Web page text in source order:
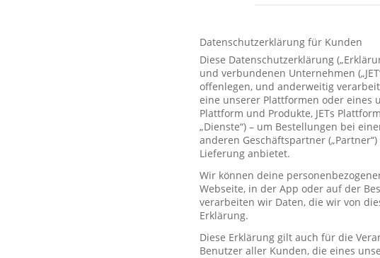
Datenschutzerklärung für Kunden
Diese Datenschutzerklärung
und verbundenen Unternehmen
offenlegen, und anderweitig
eine unserer Plattformen oder eines
Plattform und Produkte, JETs
„Dienste“) – um Bestellungen bei
anderen Geschäftspartner
Lieferung anbietet.
Wir können deine
Webseite, in der App oder auf der
verarbeiten wir Daten, die wir von
Erklärung.
Diese Erklärung gilt auch für die
Benutzer aller Kunden, die eines